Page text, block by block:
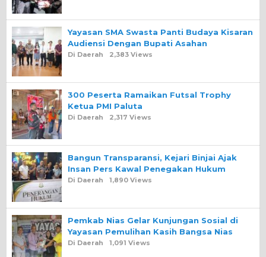
Yayasan SMA Swasta Panti Budaya Kisaran
Audiensi Dengan Bupati Asahan
Di Daerah 2,383 Views
300 Peserta Ramaikan Futsal Trophy
Ketua PMI Paluta
Di Daerah 2,317 Views
Bangun Transparansi, Kejari Binjai Ajak
Insan Pers Kawal Penegakan Hukum
Di Daerah 1,890 Views
Pemkab Nias Gelar Kunjungan Sosial di
Yayasan Pemulihan Kasih Bangsa Nias
Di Daerah 1,091 Views